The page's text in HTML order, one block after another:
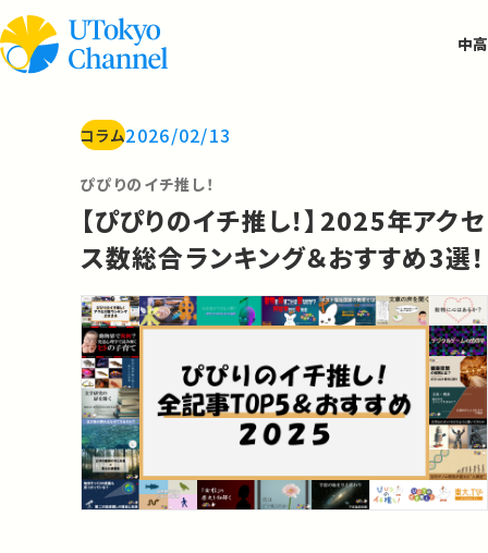
中
コラム2026/02/13
ぴぴりのイチ推し！
【ぴぴりのイチ推し！】2025年アクセ
ス数総合ランキング＆おすすめ3選！